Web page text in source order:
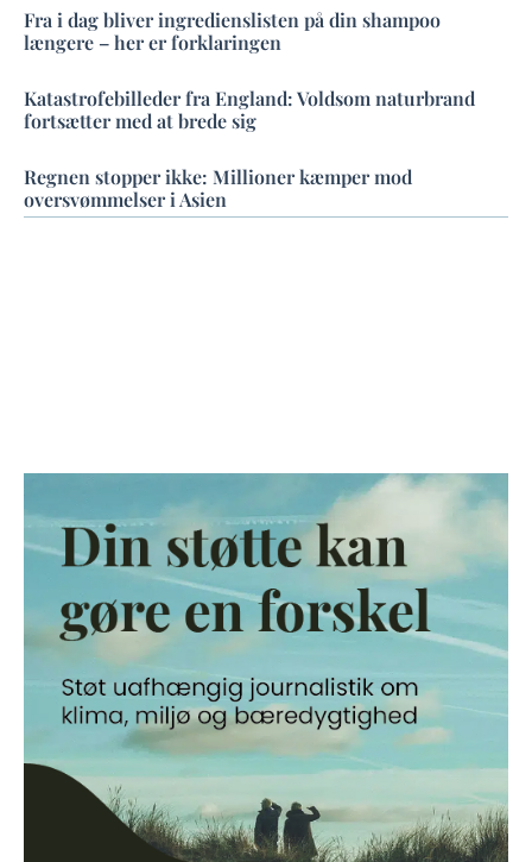
Fra i dag bliver ingredienslisten på din shampoo
længere – her er forklaringen
Katastrofebilleder fra England: Voldsom naturbrand
fortsætter med at brede sig
Regnen stopper ikke: Millioner kæmper mod
oversvømmelser i Asien